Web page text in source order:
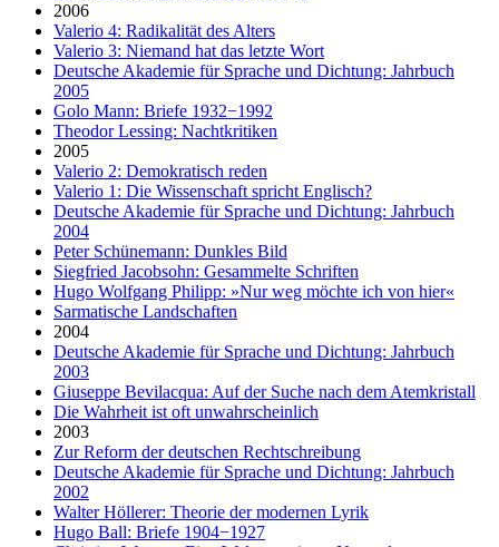
2006
Valerio 4: Radikalität des Alters
Valerio 3: Niemand hat das letzte Wort
Deutsche Akademie für Sprache und Dichtung: Jahrbuch
2005
Golo Mann: Briefe 1932−1992
Theodor Lessing: Nachtkritiken
2005
Valerio 2: Demokratisch reden
Valerio 1: Die Wissenschaft spricht Englisch?
Deutsche Akademie für Sprache und Dichtung: Jahrbuch
2004
Peter Schünemann: Dunkles Bild
Siegfried Jacobsohn: Gesammelte Schriften
Hugo Wolfgang Philipp: »Nur weg möchte ich von hier«
Sarmatische Landschaften
2004
Deutsche Akademie für Sprache und Dichtung: Jahrbuch
2003
Giuseppe Bevilacqua: Auf der Suche nach dem Atemkristall
Die Wahrheit ist oft unwahrscheinlich
2003
Zur Reform der deutschen Rechtschreibung
Deutsche Akademie für Sprache und Dichtung: Jahrbuch
2002
Walter Höllerer: Theorie der modernen Lyrik
Hugo Ball: Briefe 1904−1927